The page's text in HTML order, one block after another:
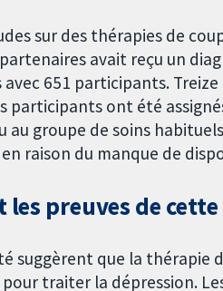
sur des thérapies de
avait reçu un
651 participants.
participants ont été
au groupe de soins
raison du manque de
preuves de cette
suggèrent que la thérapie
traiter la dépression.